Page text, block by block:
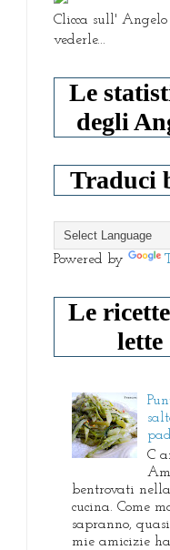
Clicca sull'
vederle...
Le
degli
Traduci
Powered by
Le
lette
C
bentrovati
cucina. Come
sapranno,
mie amicizie